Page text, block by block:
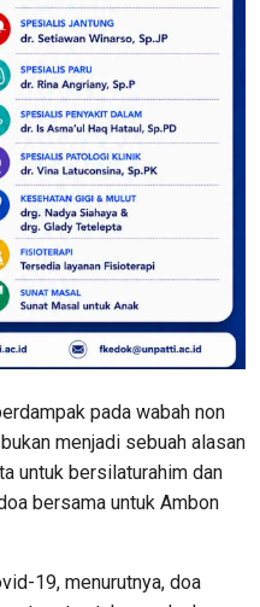
pada wabah non
menjadi sebuah alasan
untuk bersilaturahim dan
bersama untuk Ambon
19, menurutnya, doa